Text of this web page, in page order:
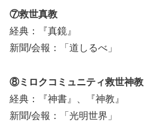
⑦救世真教
経典：『真鏡』
新聞/会報：「道しるべ」
⑧ミロクコミュニティ救世神教
経典：『神書』、『神教』
新聞/会報：「光明世界」